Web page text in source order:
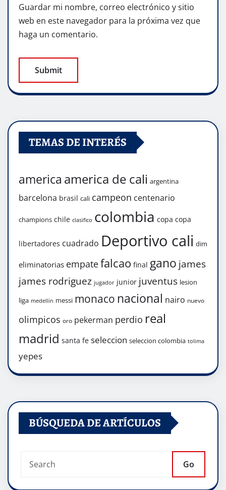
Guardar mi nombre, correo electrónico y sitio
web en este navegador para la próxima vez que
haga un comentario.
TEMAS DE INTERÉS
america america de cali argentina
barcelona brasil cali campeon centenario
champions chile clasifico colombia copa copa
libertadores cuadrado Deportivo cali dim
eliminatorias empatefalcao final gano james
james rodriguez jugador junior juventus lesion
liga medellin messi monaco nacional nairo nuevo
olimpicos oro pekerman perdio real
madrid santa fe seleccion seleccion colombia tolima
yepes
BÚSQUEDA DE ARTÍCULOS
Go